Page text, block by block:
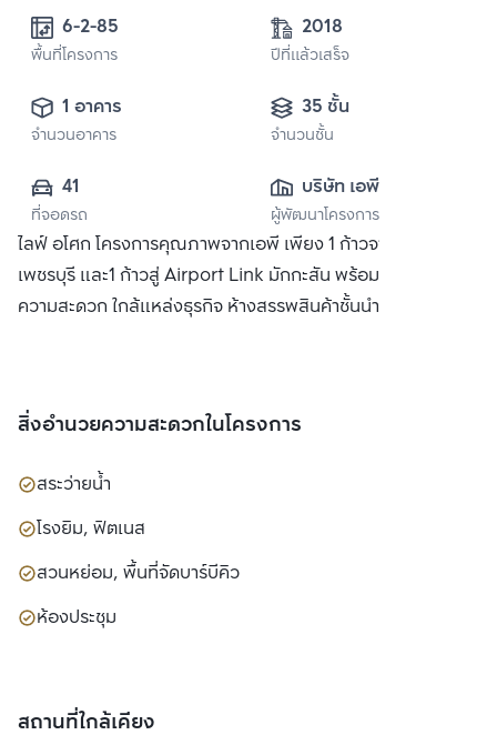
6-2-85
พื้นที่โครงการ
2018
ปีที่แล้วเสร็จ
1 อาคาร
จำนวนอาคาร
35 ชั้น
จำนวนชั้น
41
ที่จอดรถ
บริษัท เอพี
(เพชรบุรี) จำกัด
ผู้พัฒนาโครงการ
ไลฟ์ อโศก โครงการคุณภาพจากเอพี เพียง 1 ก้าวจาก MRT
เพชรบุรี และ1 ก้าวสู่ Airport Link มักกะสัน พร้อมสิ่งอำนวย
ความสะดวก ใกล้แหล่งธุรกิจ ห้างสรรพสินค้าชั้นนำ
สิ่งอำนวยความสะดวกในโครงการ
สระว่ายน้ำ
โรงยิม, ฟิตเนส
สวนหย่อม, พื้นที่จัดบาร์บีคิว
ห้องประชุม
สถานที่ใกล้เคียง